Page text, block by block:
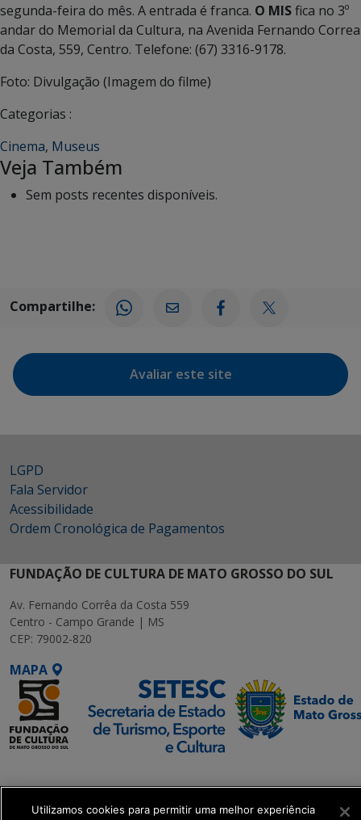
segunda-feira do mês. A entrada é franca. O MISfica no 3º
andar do Memorial da Cultura, na Avenida Fernando Correa
da Costa, 559, Centro. Telefone: (67) 3316-9178.
Foto: Divulgação (Imagem do filme)
Categorias :
Cinema, Museus
Veja Também
Sem posts recentes disponíveis.
Compartilhe:
Avaliar este site
LGPD
Fala Servidor
Acessibilidade
Ordem Cronológica de Pagamentos
FUNDAÇÃO DE CULTURA DE MATO GROSSO DO SUL
Av. Fernando Corrêa da Costa 559
Centro - Campo Grande | MS
CEP: 79002-820
MAPA
Executiva de
Transformação Digital
Utilizamos cookies para permitir uma melhor experiência